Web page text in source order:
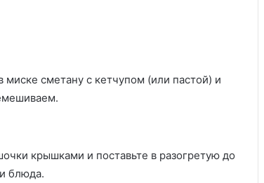
сметану с кетчупом (или пастой) и
крышками и поставьте в разогретую до
блюда.